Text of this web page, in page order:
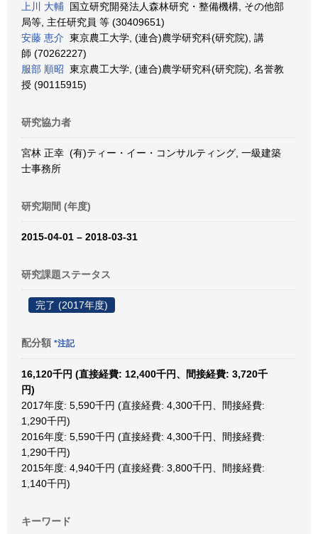
上川 大輔 国立研究開発法人森林研究・整備機構, その他部
局等, 主任研究員 等 (30409651)
安藤 恵介 東京農工大学, (連合)農学研究科(研究院), 講
師 (70262227)
服部 順昭 東京農工大学, (連合)農学研究科(研究院), 名誉教
授 (90115915)
研究協力者
宮林 正幸 (有)ティー・イー・コンサルティング, 一級建築
士事務所
研究期間 (年度)
2015-04-01 – 2018-03-31
研究課題ステータス
完了 (2017年度)
配分額 *注記
16,120千円 (直接経費: 12,400千円、間接経費: 3,720千
円)
2017年度: 5,590千円 (直接経費: 4,300千円、間接経費:
1,290千円)
2016年度: 5,590千円 (直接経費: 4,300千円、間接経費:
1,290千円)
2015年度: 4,940千円 (直接経費: 3,800千円、間接経費:
1,140千円)
キーワード